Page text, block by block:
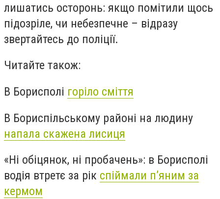
лишатись осторонь: якщо помітили щось
підозріле, чи небезпечне – відразу
звертайтесь до поліції.
Читайте також:
В Борисполі горіло сміття
В Бориспільському районі на людину
напала скажена лисиця
«Ні обіцянок, ні пробачень»: в Борисполі
водія втретє за рік спіймали п’яним за
кермом